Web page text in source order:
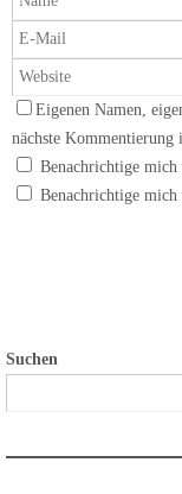
Eigenen Namen,
nächste Kommentierung
Benachrichtige
Benachrichtige
Suchen